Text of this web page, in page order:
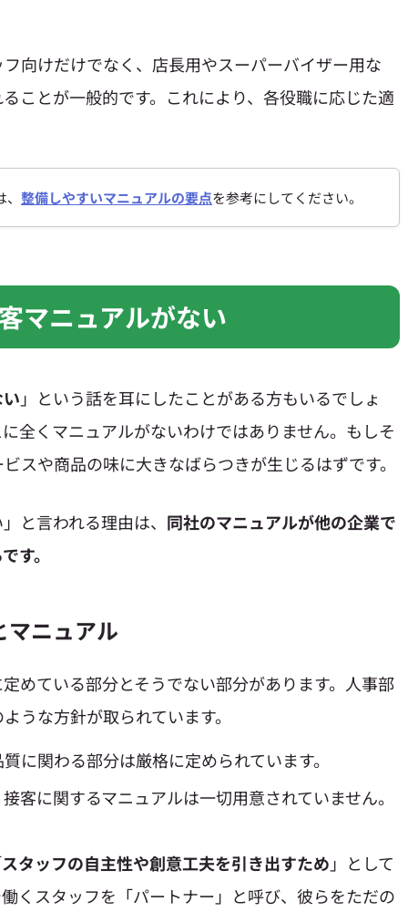
向けだけでなく、店長用やスーパーバイザー用な
ことが一般的です。これにより、各役職に応じた適
整備しやすいマニュアルの要点を参考にしてください。
マニュアルがない
」という話を耳にしたことがある方もいるでしょ
全くマニュアルがないわけではありません。もしそ
スや商品の味に大きなばらつきが生じるはずです。
と言われる理由は、 同社のマニュアルが他の企業で
す。
マニュアル
めている部分とそうでない部分があります。人事部
うな方針が取られています。
に関わる部分は厳格に定められています。
接客に関するマニュアルは一切用意されていません。
スタッフの自主性や創意工夫を引き出すため 」として
くスタッフを「パートナー」と呼び、彼らをただの